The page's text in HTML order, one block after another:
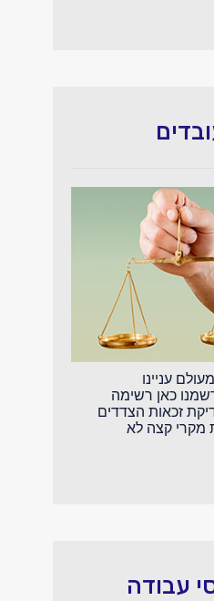
עניינו
רשמנו כאן רשימה
זכאות הצדדים
מקרי קצה לא
עבודה